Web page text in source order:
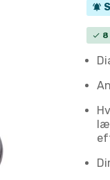
notifications_active
check